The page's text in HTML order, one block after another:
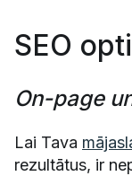
SEO
On-page
Lai Tava
rezultātus, ir